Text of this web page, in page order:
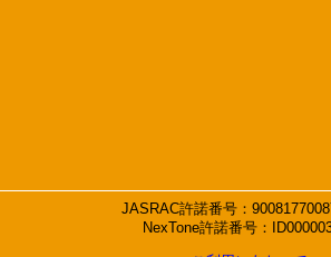
JASRAC許諾番号：
NexTone許諾番号：